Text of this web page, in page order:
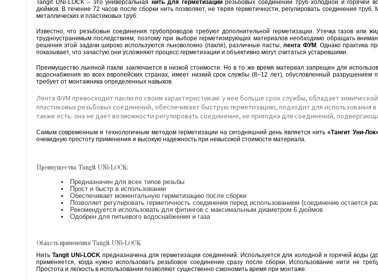
Tangit UNi-LOCK – это универсальная нить для герметизации резьбовых соединений труб холодной и горячей
дюймов. В течение 72 часов после сборки нить позволяет, не теряя герметичности, регулировать соединения труб.
металлических и пластиковых труб.
Известно, что резьбовые соединения трубопроводов требуют дополнительной герметизации. Утечка газов или
трудноустранимым последствиям, поэтому при выборе герметизирующих материалов необходимо обращать
решения этой задачи широко используются льноволокно (пакля), различные пасты, лента ФУМ . Однако практика
показывает, что зачастую они усложняют процесс герметизации и объективно могут считаться устаревшими.
Преимущество льняной пакли заключается в низкой стоимости. Но в то же время материал запрещен для
водоснабжения во всех европейских странах, имеет низкий срок службы (8–12 лет), обусловленный разрушением
требует от монтажника определенных навыков.
Лента ФУМ превосходит паклю по своим характеристикам: у нее больше срок службы, обладает
пластиковых резьбовых соединений, обеспечивает быструю герметизацию, подходит для использования
также есть: она не дает возможности регулировать соединение, не пригодна для соединений,
Самым современным и технологичным методом герметизации на сегодняшний день является нить «Тангит Уни-Лок»
очевидную простоту применения и высокую надежность при невысокой стоимости материала.
Преимущества Tangit UNi-LOCK:
Предназначен для всех типов резьбы
Прост и быстр в использовании
Обеспечивает моментальную герметизацию после сборки
Позволяет регулировать герметичность соединения перед использованием (соединение остается
Рекомендуется использовать для фитингов с максимальным диаметром 6 дюймов
Одобрен для питьевого водоснабжения и газа
Область применения Tangit UNi-LOCK
Нить Tangit UNi-LOCK предназначена для герметизации соединений. Используется для холодной и горячей воды
применяется, когда нужно использовать резьбовое соединение сразу после сборки. Использование нити не
Простота и легкость в использовании позволяют существенно сэкономить время при монтаже.